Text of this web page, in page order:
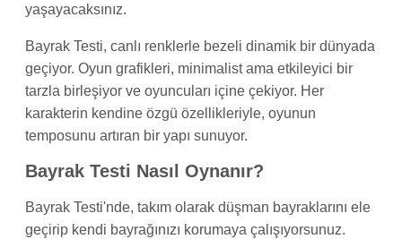
yaşayacaksınız.
Bayrak Testi, canlı renklerle bezeli dinamik bir dünyada
geçiyor. Oyun grafikleri, minimalist ama etkileyici bir
tarzla birleşiyor ve oyuncuları içine çekiyor. Her
karakterin kendine özgü özellikleriyle, oyunun
temposunu artıran bir yapı sunuyor.
Bayrak Testi Nasıl Oynanır?
Bayrak Testi'nde, takım olarak düşman bayraklarını ele
geçirip kendi bayrağınızı korumaya çalışıyorsunuz.